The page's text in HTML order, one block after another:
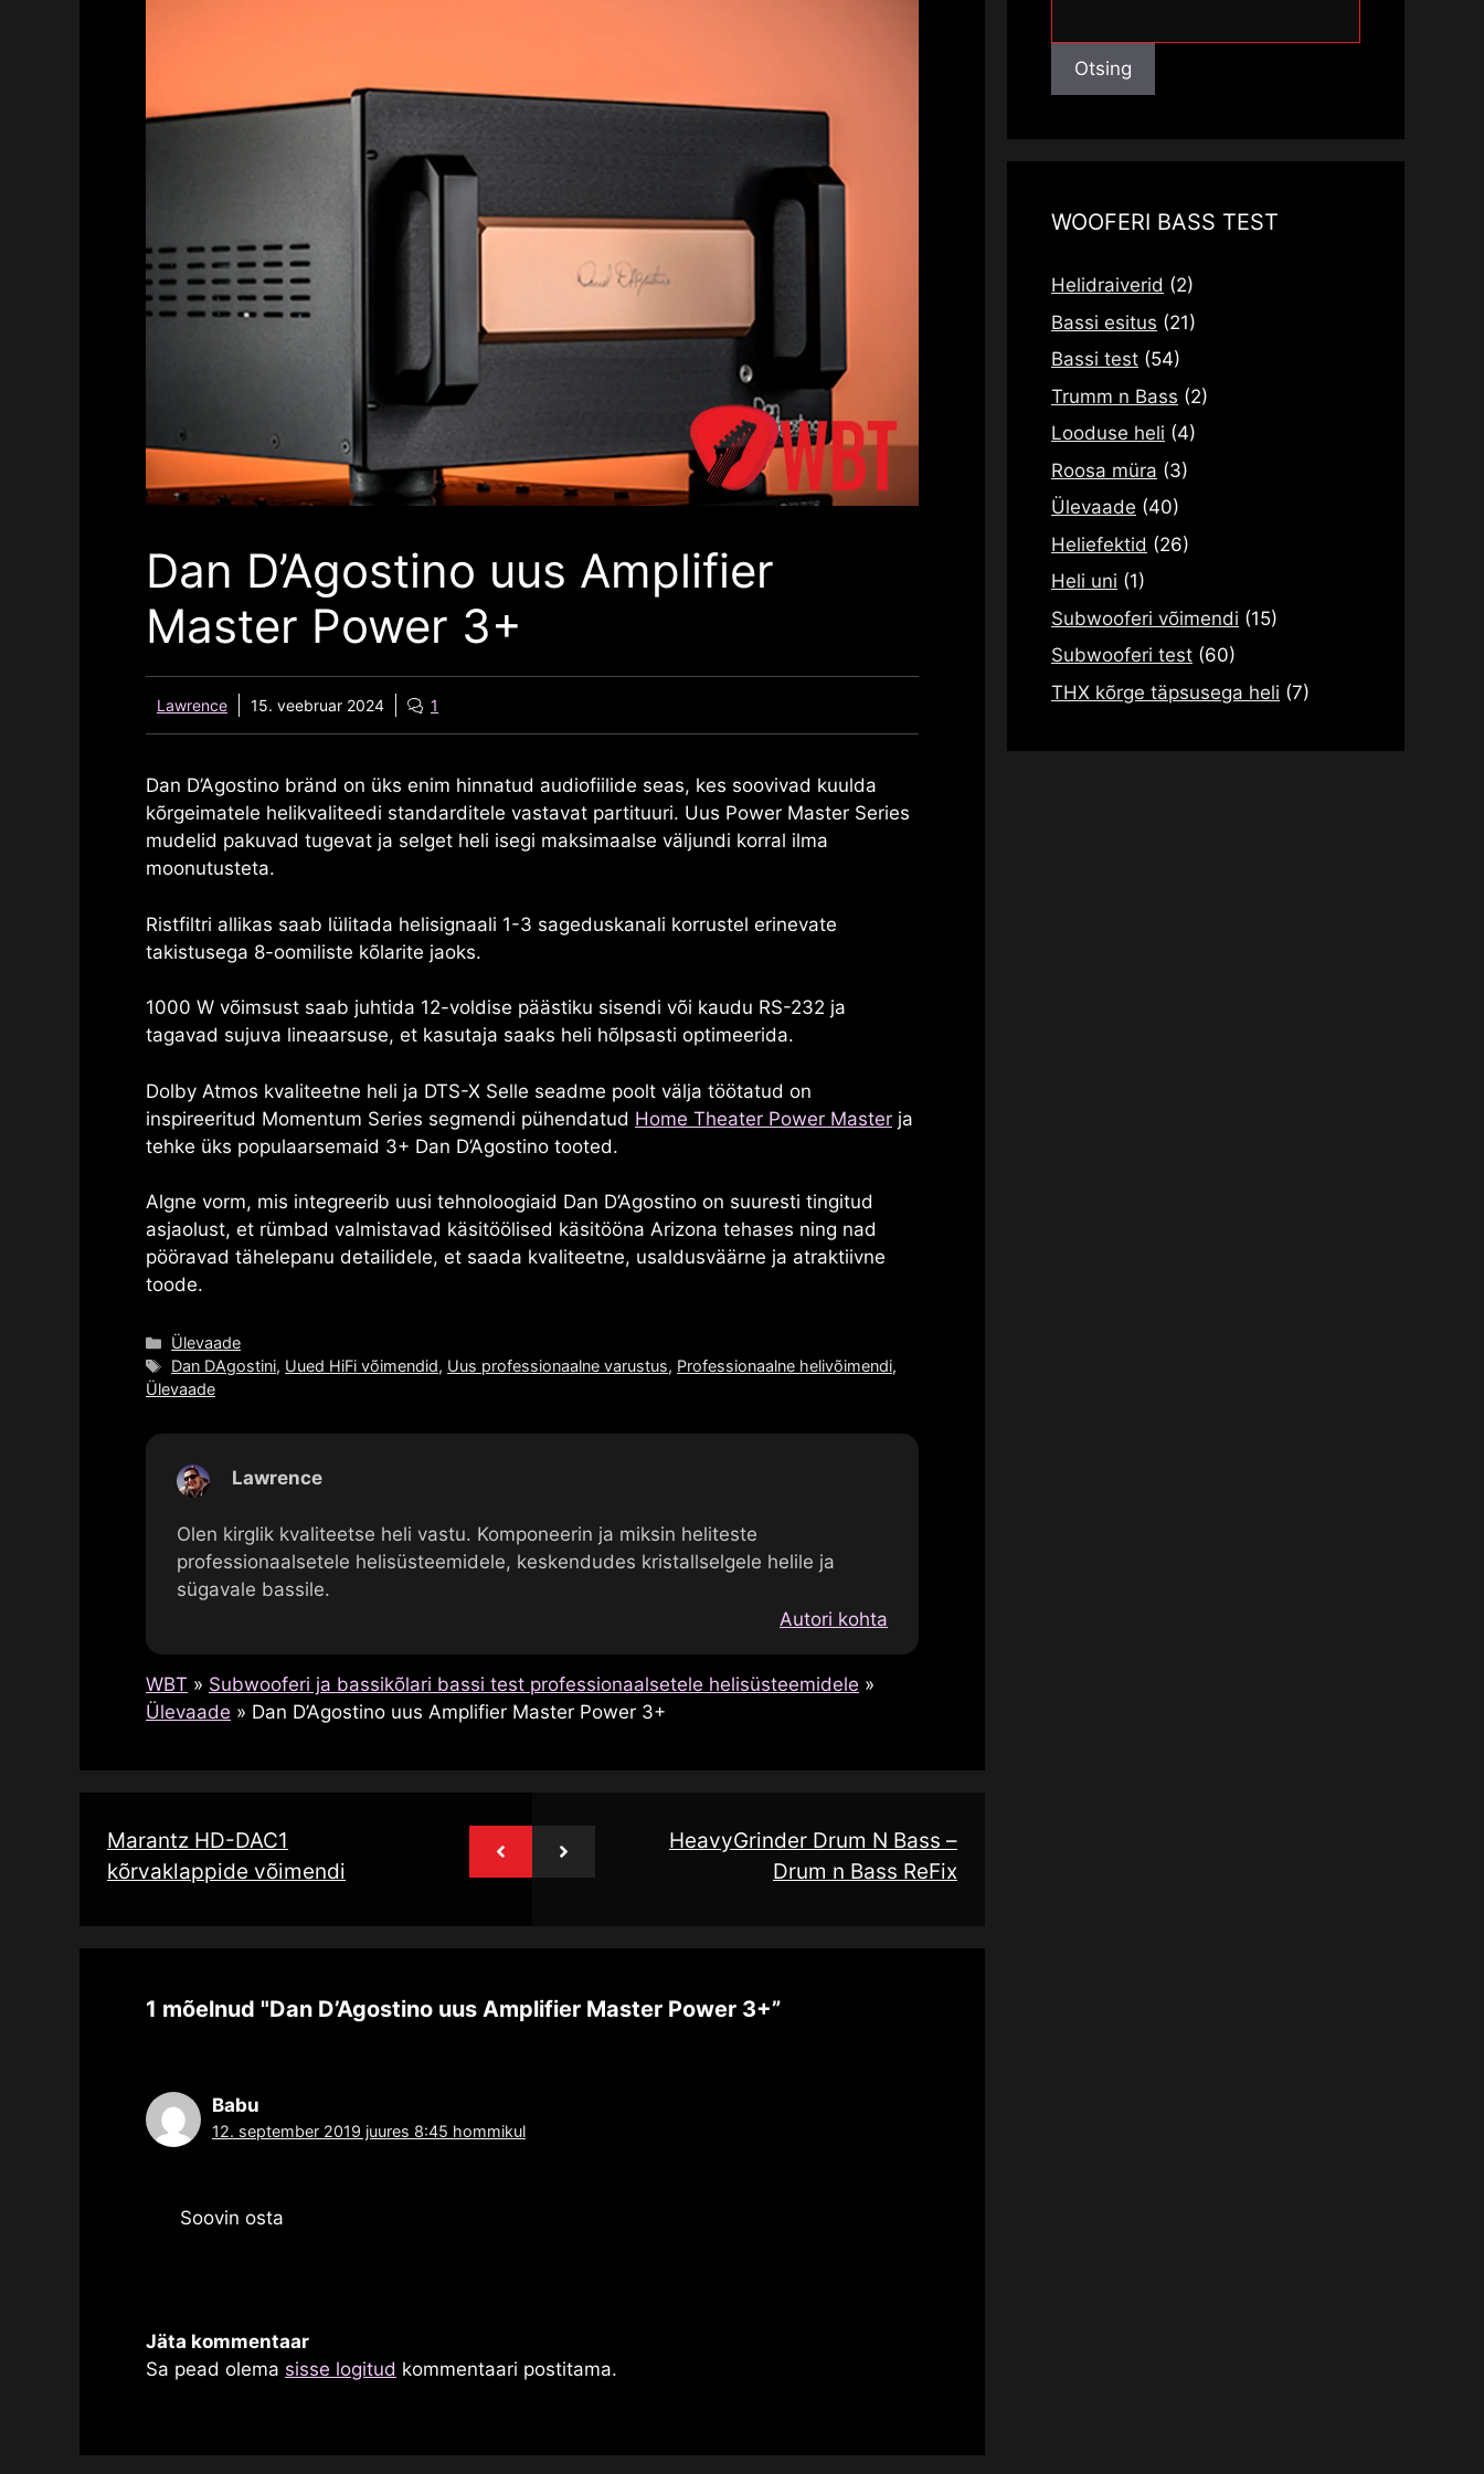
Dan D’Agostino uus Amplifier
Master Power 3+
Lawrence 15. veebruar 2024 1
Dan D’Agostino bränd on üks enim hinnatud audiofiilide seas, kes soovivad kuulda
kõrgeimatele helikvaliteedi standarditele vastavat partituuri. Uus Power Master Series
mudelid pakuvad tugevat ja selget heli isegi maksimaalse väljundi korral ilma
moonutusteta.
Ristfiltri allikas saab lülitada helisignaali 1-3 sageduskanali korrustel erinevate
takistusega 8-oomiliste kõlarite jaoks.
1000 W võimsust saab juhtida 12-voldise päästiku sisendi või kaudu RS-232 ja
tagavad sujuva lineaarsuse, et kasutaja saaks heli hõlpsasti optimeerida.
Dolby Atmos kvaliteetne heli ja DTS-X Selle seadme poolt välja töötatud on
inspireeritud Momentum Series segmendi pühendatud Home Theater Power Master ja
tehke üks populaarsemaid 3+ Dan D’Agostino tooted.
Algne vorm, mis integreerib uusi tehnoloogiaid Dan D’Agostino on suuresti tingitud
asjaolust, et rümbad valmistavad käsitöölised käsitööna Arizona tehases ning nad
pööravad tähelepanu detailidele, et saada kvaliteetne, usaldusväärne ja atraktiivne
toode.
Kategooriad
Ülevaade
Sildid
Dan DAgostini, Uued HiFi võimendid, Uus professionaalne varustus, Professionaalne helivõimendi,
Ülevaade
Lawrence
Olen kirglik kvaliteetse heli vastu. Komponeerin ja miksin heliteste
professionaalsetele helisüsteemidele, keskendudes kristallselgele helile ja
sügavale bassile.
Autori kohta
WBT » Subwooferi ja bassikõlari bassi test professionaalsetele helisüsteemidele »
Ülevaade » Dan D’Agostino uus Amplifier Master Power 3+
Marantz HD-DAC1
kõrvaklappide võimendi
HeavyGrinder Drum N Bass –
Drum n Bass ReFix
1 mõelnud "Dan D’Agostino uus Amplifier Master Power 3+”
Babu
12. september 2019 juures 8:45 hommikul
Soovin osta
Jäta kommentaar
Sa pead olema sisse logitud kommentaari postitama.
Otsing
WOOFERI BASS TEST
Helidraiverid (2)
Bassi esitus (21)
Bassi test (54)
Trumm n Bass (2)
Looduse heli (4)
Roosa müra (3)
Ülevaade (40)
Heliefektid (26)
Heli uni (1)
Subwooferi võimendi (15)
Subwooferi test (60)
THX kõrge täpsusega heli (7)